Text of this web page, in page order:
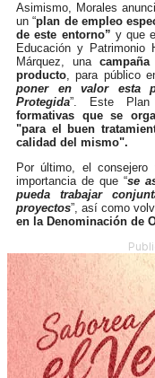
Asimismo, Morales
un “plan de empleo
de este entorno” y que
Educación y Patrimonio
Márquez, una
producto, para público
poner en valor esta
Protegida”. Este Plan
formativas que se
"para el buen
calidad del mismo".
Por último, el
importancia de que “se
pueda trabajar
proyectos”, así como
en la Denominación de